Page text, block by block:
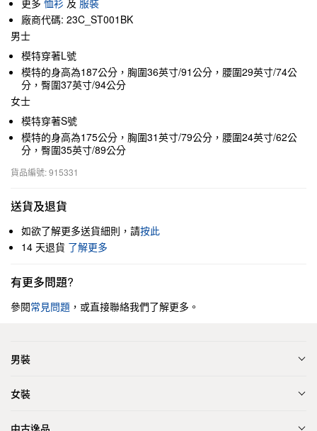
更多 恤衫 及 服裝
廠商代碼: 23C_ST001BK
男士
模特穿著L號
模特的身高為187公分，胸圍36英寸/91公分，腰圍29英寸/74公
分，臀圍37英寸/94公分
女士
模特穿著S號
模特的身高為175公分，胸圍31英寸/79公分，腰圍24英寸/62公
分，臀圍35英寸/89公分
貨品編號: 915331
送貨及退貨
如欲了解更多送貨細則，請按此
14 天退貨 了解更多
有更多問題?
參閱常見問題 ，或直接聯絡我們了解更多。
男裝
女裝
中古逸品